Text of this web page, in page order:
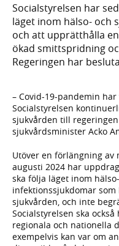
Socialstyrelsen har
läget inom hälso- och
och att upprätthålla
ökad smittspridning
Regeringen har
– Covid-19-pandemin
Socialstyrelsen
sjukvården till
sjukvårdsminister Acko
Utöver en förlängning
augusti 2024 har
ska följa läget inom
infektionssjukdomar
sjukvården, och inte
Socialstyrelsen ska
regionala och nationella
exempelvis kan var om